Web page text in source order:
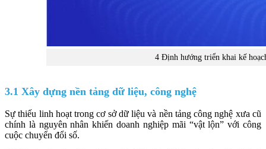
4 Định hướng triển khai kế
3.1 Xây dựng nền tảng dữ liệu, công nghệ
Sự thiếu linh hoạt trong cơ sở dữ liệu và nền tảng công nghệ xưa cũ
chính là nguyên nhân khiến doanh nghiệp mãi “vật lộn” với công
cuộc chuyển đổi số.